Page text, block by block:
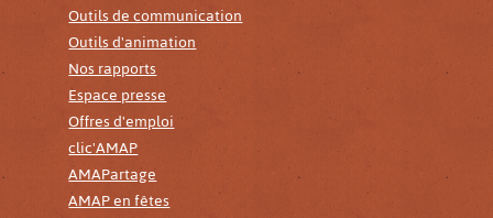
Outils de communication
Outils d'animation
Nos rapports
Espace presse
Offres d'emploi
clic'AMAP
AMAPartage
AMAP en fêtes